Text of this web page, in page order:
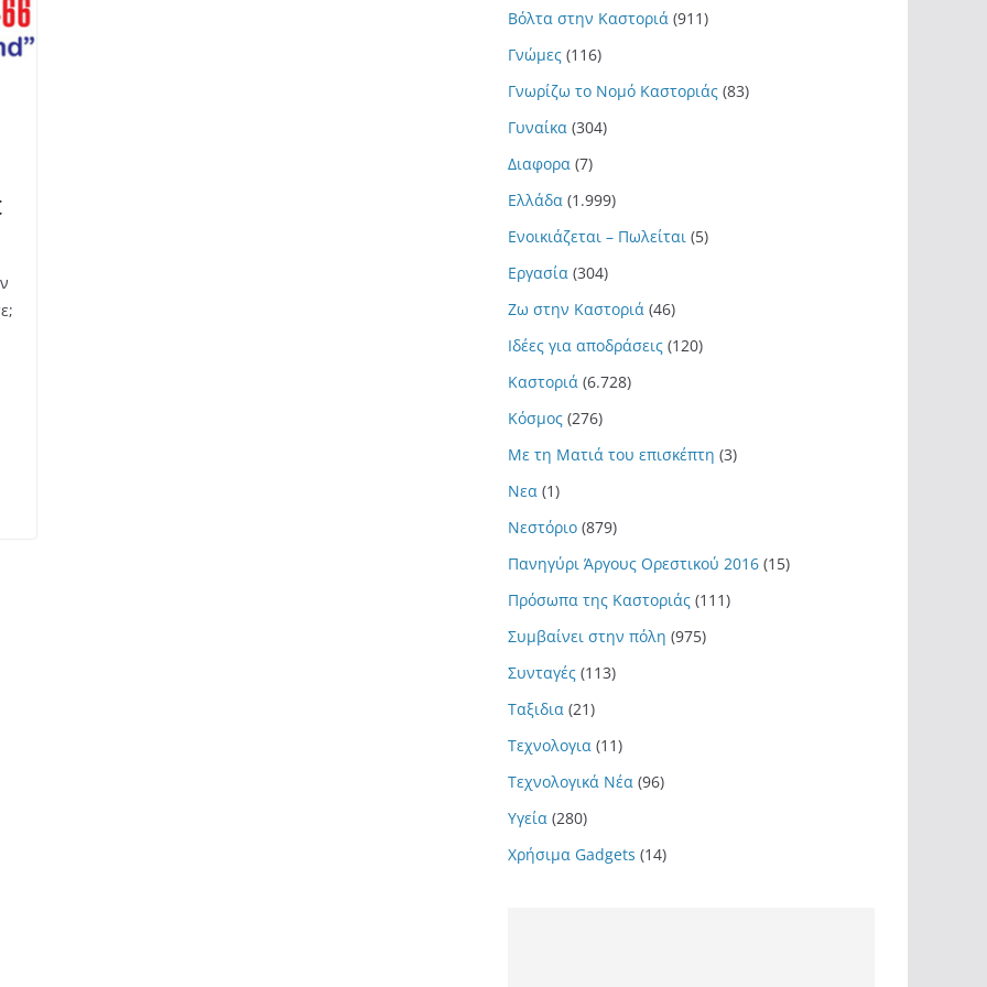
Βόλτα στην Καστοριά (911)
Γνώμες (116)
Γνωρίζω το Νομό Καστοριάς (83)
Γυναίκα (304)
Διαφορα (7)
Ελλάδα (1.999)
Ενοικιάζεται – Πωλείται (5)
Εργασία (304)
Ζω στην Καστοριά (46)
Ιδέες για αποδράσεις (120)
Καστοριά (6.728)
Κόσμος (276)
Με τη Ματιά του επισκέπτη (3)
Νεα (1)
Νεστόριο (879)
Πανηγύρι Άργους Ορεστικού 2016 (15)
Πρόσωπα της Καστοριάς (111)
Συμβαίνει στην πόλη (975)
Συνταγές (113)
Ταξιδια (21)
Τεχνολογια (11)
Τεχνολογικά Νέα (96)
Υγεία (280)
Χρήσιμα Gadgets (14)